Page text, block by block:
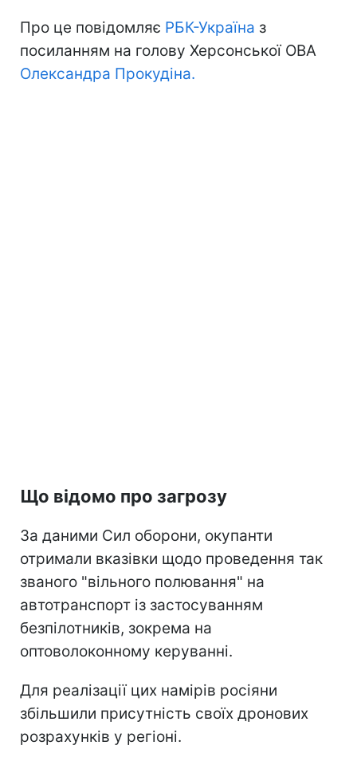
Про це повідомляє РБК-Україна з
посиланням на голову Херсонської ОВА
Олександра Прокудіна.
Що відомо про загрозу
За даними Сил оборони, окупанти
отримали вказівки щодо проведення так
званого "вільного полювання" на
автотранспорт із застосуванням
безпілотників, зокрема на
оптоволоконному керуванні.
Для реалізації цих намірів росіяни
збільшили присутність своїх дронових
розрахунків у регіоні.